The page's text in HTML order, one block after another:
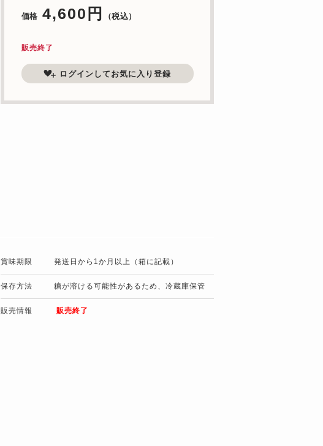
価格 4,600円 （税込）
販売終了
ログインしてお気に入り登録
賞味期限 発送日から1か月以上（箱に記載）
保存方法 糖が溶ける可能性があるため、冷蔵庫保管
販売情報 販売終了